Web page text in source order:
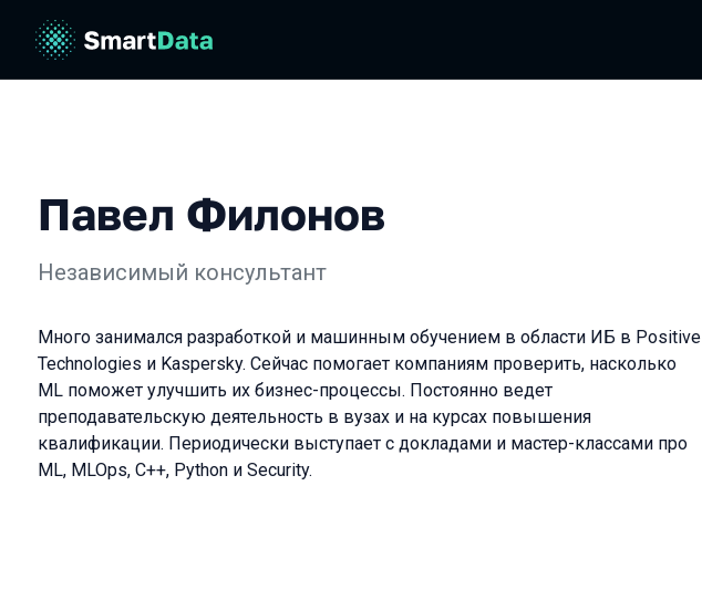
Павел Филонов
Независимый консультант
Много занимался разработкой и машинным обучением в области ИБ в Positive
Technologies и Kaspersky. Сейчас помогает компаниям проверить, насколько
ML поможет улучшить их бизнес-процессы. Постоянно ведет
преподавательскую деятельность в вузах и на курсах повышения
квалификации. Периодически выступает с докладами и мастер-классами про
ML, MLOps, С++, Python и Security.